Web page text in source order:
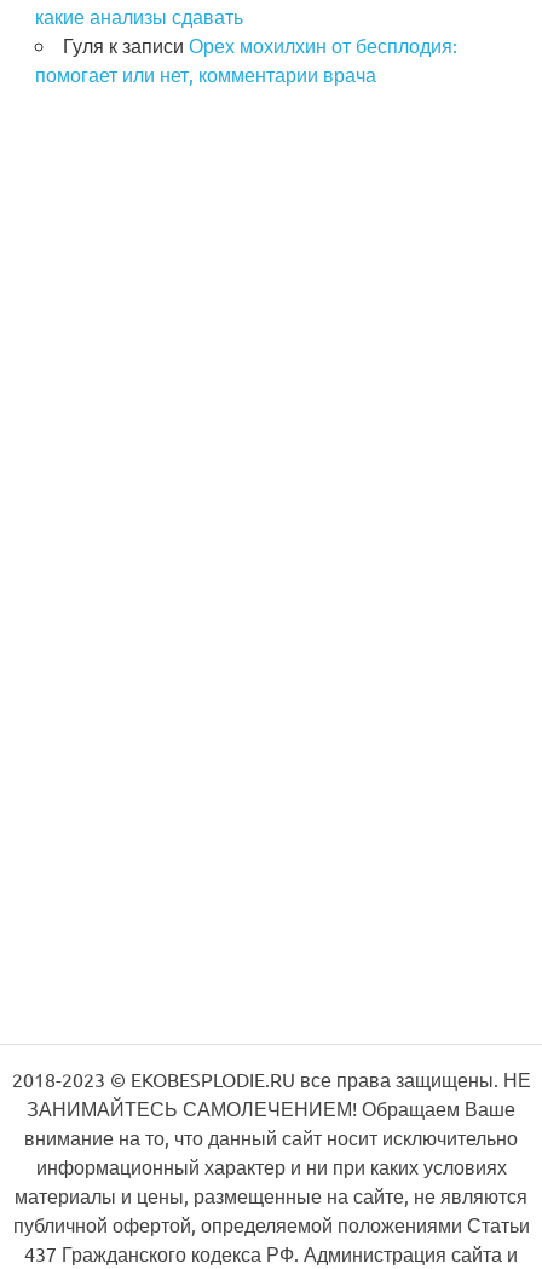
какие анализы сдавать
Гуля к записи Орех мохилхин от бесплодия:
помогает или нет, комментарии врача
2018-2023 © EKOBESPLODIE.RU все права защищены. НЕ
ЗАНИМАЙТЕСЬ САМОЛЕЧЕНИЕМ! Обращаем Ваше
внимание на то, что данный сайт носит исключительно
информационный характер и ни при каких условиях
материалы и цены, размещенные на сайте, не являются
публичной офертой, определяемой положениями Статьи
437 Гражданского кодекса РФ. Администрация сайта и